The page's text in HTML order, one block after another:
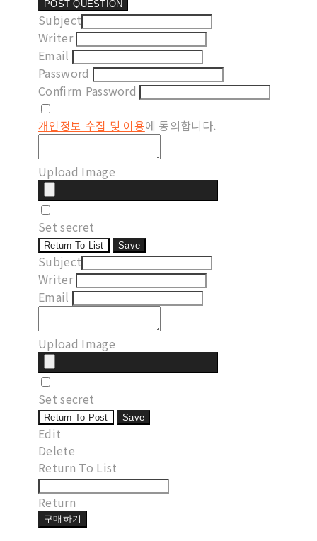
POST QUESTION
Subject
Writer
Email
Password
Confirm Password
개인정보 수집 및 이용에 동의합니다.
Upload Image
Set secret
Return To List Save
Subject
Writer
Email
Upload Image
Set secret
Return To Post Save
Edit
Delete
Return To List
Return
구매하기